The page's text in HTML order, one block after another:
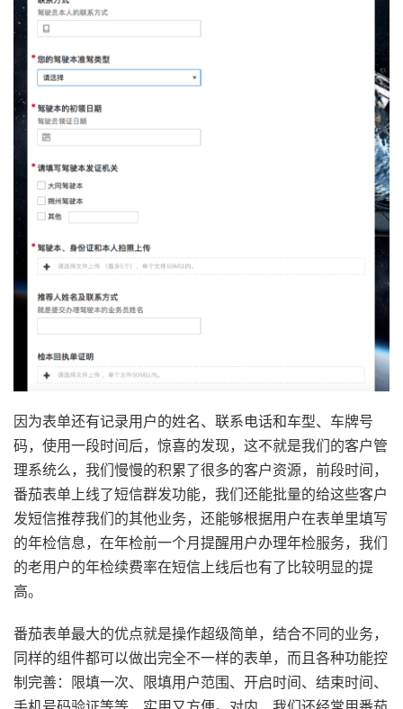
因为表单还有记录用户的姓名、联系电话和车型、车牌号
码，使用一段时间后，惊喜的发现，这不就是我们的客户管
理系统么，我们慢慢的积累了很多的客户资源，前段时间，
番茄表单上线了短信群发功能，我们还能批量的给这些客户
发短信推荐我们的其他业务，还能够根据用户在表单里填写
的年检信息，在年检前一个月提醒用户办理年检服务，我们
的老用户的年检续费率在短信上线后也有了比较明显的提
高。
番茄表单最大的优点就是操作超级简单，结合不同的业务，
同样的组件都可以做出完全不一样的表单，而且各种功能控
制完善：限填一次、限填用户范围、开启时间、结束时间、